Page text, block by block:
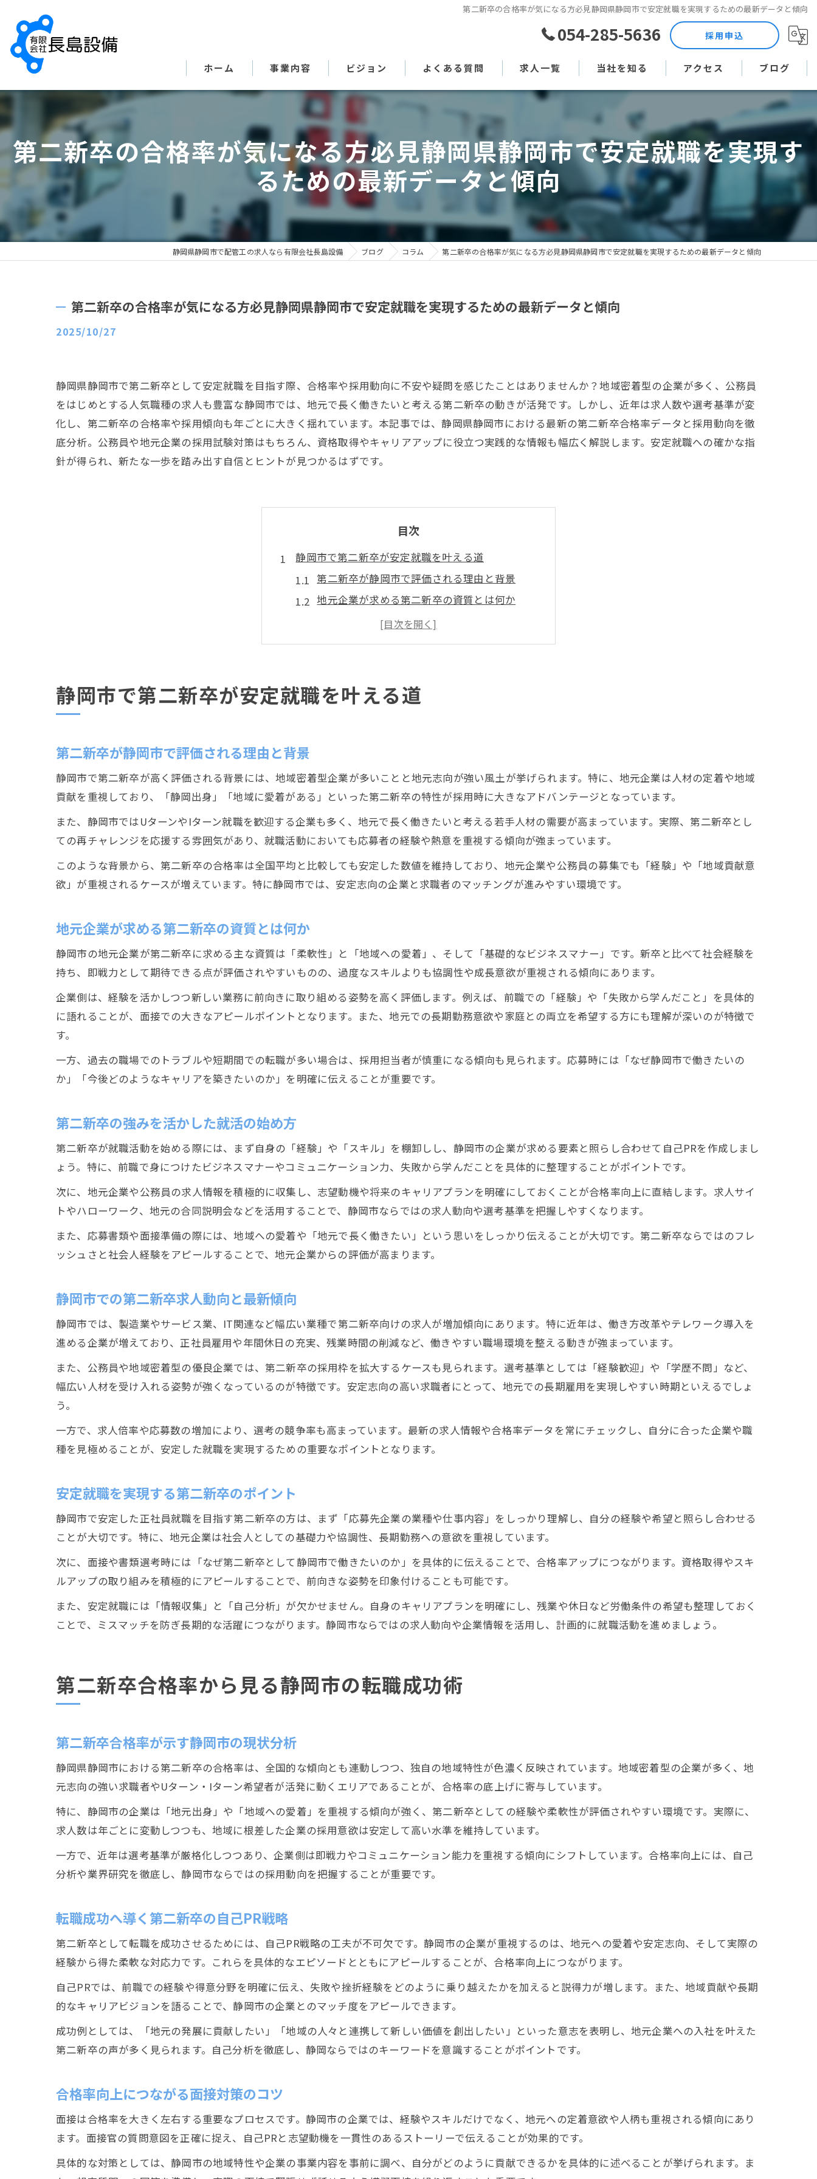
第二新卒の合格率が気になる方必見静岡県静岡市で安定就職を実現するための最新データと傾向
054-285-5636 採用申込
ホーム 事業内容 ビジョン よくある質問 求人一覧 当社を知る
土木作業員
現場監督
直行直帰
アクセス ブログ
コラム
第二新卒の合格率が気になる方必見静岡県静岡市で安定就職を実現す
るための最新データと傾向
静岡県静岡市で配管工の求人なら有限会社長島設備 ブログ コラム 第二新卒の合格率が気になる方必見静岡県静岡市で安定就職を実現するための最新データと傾向
第二新卒の合格率が気になる方必見静岡県静岡市で安定就職を実現するための最新データと傾向
2025/10/27
静岡県静岡市で第二新卒として安定就職を目指す際、合格率や採用動向に不安や疑問を感じたことはありませんか？地域密着型の企業が多く、公務員
をはじめとする人気職種の求人も豊富な静岡市では、地元で長く働きたいと考える第二新卒の動きが活発です。しかし、近年は求人数や選考基準が変
化し、第二新卒の合格率や採用傾向も年ごとに大きく揺れています。本記事では、静岡県静岡市における最新の第二新卒合格率データと採用動向を徹
底分析。公務員や地元企業の採用試験対策はもちろん、資格取得やキャリアアップに役立つ実践的な情報も幅広く解説します。安定就職への確かな指
針が得られ、新たな一歩を踏み出す自信とヒントが見つかるはずです。
目次
静岡市で第二新卒が安定就職を叶える道
第二新卒が静岡市で評価される理由と背景
地元企業が求める第二新卒の資質とは何か
第二新卒の強みを活かした就活の始め方
静岡市での第二新卒求人動向と最新傾向
第二新卒合格率から見る静岡市の転職成功術
第二新卒合格率が示す静岡市の現状分析
第二新卒が注目すべき職種と求人の特徴
静岡市で選ばれる第二新卒の共通点とは
第二新卒が静岡で就活を有利に進める秘訣
地元企業の選考基準と第二新卒の適応策
第二新卒が静岡で働くメリットと将来性
地元で長く働ける環境が第二新卒に人気
静岡県内企業が重視する第二新卒の姿勢
安定就職を目指す第二新卒の選択肢拡大
第二新卒で安定就職するなら静岡市がおすすめ
静岡市内で注目の第二新卒求人分野を紹介
第二新卒が活躍できる職場の特徴まとめ
静岡における第二新卒採用の現状と特徴解説
第二新卒採用の現状と静岡独自の傾向分析
企業が第二新卒に求めるスキルと人柄とは
採用基準の変化が第二新卒合格率に与える影響
静岡市で第二新卒が安定就職を叶える道
第二新卒が静岡市で評価される理由と背景
静岡市で第二新卒が高く評価される背景には、地域密着型企業が多いことと地元志向が強い風土が挙げられます。特に、地元企業は人材の定着や地域
貢献を重視しており、「静岡出身」「地域に愛着がある」といった第二新卒の特性が採用時に大きなアドバンテージとなっています。
また、静岡市ではUターンやIターン就職を歓迎する企業も多く、地元で長く働きたいと考える若手人材の需要が高まっています。実際、第二新卒とし
ての再チャレンジを応援する雰囲気があり、就職活動においても応募者の経験や熱意を重視する傾向が強まっています。
このような背景から、第二新卒の合格率は全国平均と比較しても安定した数値を維持しており、地元企業や公務員の募集でも「経験」や「地域貢献意
欲」が重視されるケースが増えています。特に静岡市では、安定志向の企業と求職者のマッチングが進みやすい環境です。
地元企業が求める第二新卒の資質とは何か
静岡市の地元企業が第二新卒に求める主な資質は「柔軟性」と「地域への愛着」、そして「基礎的なビジネスマナー」です。新卒と比べて社会経験を
持ち、即戦力として期待できる点が評価されやすいものの、過度なスキルよりも協調性や成長意欲が重視される傾向にあります。
企業側は、経験を活かしつつ新しい業務に前向きに取り組める姿勢を高く評価します。例えば、前職での「経験」や「失敗から学んだこと」を具体的
に語れることが、面接での大きなアピールポイントとなります。また、地元での長期勤務意欲や家庭との両立を希望する方にも理解が深いのが特徴で
す。
一方、過去の職場でのトラブルや短期間での転職が多い場合は、採用担当者が慎重になる傾向も見られます。応募時には「なぜ静岡市で働きたいの
か」「今後どのようなキャリアを築きたいのか」を明確に伝えることが重要です。
第二新卒の強みを活かした就活の始め方
第二新卒が就職活動を始める際には、まず自身の「経験」や「スキル」を棚卸しし、静岡市の企業が求める要素と照らし合わせて自己PRを作成しまし
ょう。特に、前職で身につけたビジネスマナーやコミュニケーション力、失敗から学んだことを具体的に整理することがポイントです。
次に、地元企業や公務員の求人情報を積極的に収集し、志望動機や将来のキャリアプランを明確にしておくことが合格率向上に直結します。求人サイ
トやハローワーク、地元の合同説明会などを活用することで、静岡市ならではの求人動向や選考基準を把握しやすくなります。
また、応募書類や面接準備の際には、地域への愛着や「地元で長く働きたい」という思いをしっかり伝えることが大切です。第二新卒ならではのフレ
ッシュさと社会人経験をアピールすることで、地元企業からの評価が高まります。
静岡市での第二新卒求人動向と最新傾向
静岡市では、製造業やサービス業、IT関連など幅広い業種で第二新卒向けの求人が増加傾向にあります。特に近年は、働き方改革やテレワーク導入を
進める企業が増えており、正社員雇用や年間休日の充実、残業時間の削減など、働きやすい職場環境を整える動きが強まっています。
また、公務員や地域密着型の優良企業では、第二新卒の採用枠を拡大するケースも見られます。選考基準としては「経験歓迎」や「学歴不問」など、
幅広い人材を受け入れる姿勢が強くなっているのが特徴です。安定志向の高い求職者にとって、地元での長期雇用を実現しやすい時期といえるでしょ
う。
一方で、求人倍率や応募数の増加により、選考の競争率も高まっています。最新の求人情報や合格率データを常にチェックし、自分に合った企業や職
種を見極めることが、安定した就職を実現するための重要なポイントとなります。
安定就職を実現する第二新卒のポイント
静岡市で安定した正社員就職を目指す第二新卒の方は、まず「応募先企業の業種や仕事内容」をしっかり理解し、自分の経験や希望と照らし合わせる
ことが大切です。特に、地元企業は社会人としての基礎力や協調性、長期勤務への意欲を重視しています。
次に、面接や書類選考時には「なぜ第二新卒として静岡市で働きたいのか」を具体的に伝えることで、合格率アップにつながります。資格取得やスキ
ルアップの取り組みを積極的にアピールすることで、前向きな姿勢を印象付けることも可能です。
また、安定就職には「情報収集」と「自己分析」が欠かせません。自身のキャリアプランを明確にし、残業や休日など労働条件の希望も整理しておく
ことで、ミスマッチを防ぎ長期的な活躍につながります。静岡市ならではの求人動向や企業情報を活用し、計画的に就職活動を進めましょう。
第二新卒合格率から見る静岡市の転職成功術
第二新卒合格率が示す静岡市の現状分析
静岡県静岡市における第二新卒の合格率は、全国的な傾向とも連動しつつ、独自の地域特性が色濃く反映されています。地域密着型の企業が多く、地
元志向の強い求職者やUターン・Iターン希望者が活発に動くエリアであることが、合格率の底上げに寄与しています。
特に、静岡市の企業は「地元出身」や「地域への愛着」を重視する傾向が強く、第二新卒としての経験や柔軟性が評価されやすい環境です。実際に、
求人数は年ごとに変動しつつも、地域に根差した企業の採用意欲は安定して高い水準を維持しています。
一方で、近年は選考基準が厳格化しつつあり、企業側は即戦力やコミュニケーション能力を重視する傾向にシフトしています。合格率向上には、自己
分析や業界研究を徹底し、静岡市ならではの採用動向を把握することが重要です。
転職成功へ導く第二新卒の自己PR戦略
第二新卒として転職を成功させるためには、自己PR戦略の工夫が不可欠です。静岡市の企業が重視するのは、地元への愛着や安定志向、そして実際の
経験から得た柔軟な対応力です。これらを具体的なエピソードとともにアピールすることが、合格率向上につながります。
自己PRでは、前職での経験や得意分野を明確に伝え、失敗や挫折経験をどのように乗り越えたかを加えると説得力が増します。また、地域貢献や長期
的なキャリアビジョンを語ることで、静岡市の企業とのマッチ度をアピールできます。
成功例としては、「地元の発展に貢献したい」「地域の人々と連携して新しい価値を創出したい」といった意志を表明し、地元企業への入社を叶えた
第二新卒の声が多く見られます。自己分析を徹底し、静岡ならではのキーワードを意識することがポイントです。
合格率向上につながる面接対策のコツ
面接は合格率を大きく左右する重要なプロセスです。静岡市の企業では、経験やスキルだけでなく、地元への定着意欲や人柄も重視される傾向にあり
ます。面接官の質問意図を正確に捉え、自己PRと志望動機を一貫性のあるストーリーで伝えることが効果的です。
具体的な対策としては、静岡市の地域特性や企業の事業内容を事前に調べ、自分がどのように貢献できるかを具体的に述べることが挙げられます。ま